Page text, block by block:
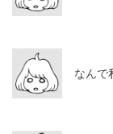
なんで